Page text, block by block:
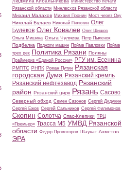
Министерство печати
Рязанской области Минлесхоз Рязанской области
Михаил Малахов Михаил Пронин Мост через Оку
Николай Булаев Николай Пилюгин Олег
Булеков Олег Ковалев Олег Шишов
Ольга Мишина Ольга Чуляева Петр Пыленок
Подбелка Поджоги машин Пойма Павловки Пойма
трех рек Политика Рязани Поляны
Праймериз «Единой России» РГУ им. Есенина
РМПТС РНПК Роман Путин Рязанская
городская Дума Рязанский кремль
Рязанский нефтезавод Рязанский
район Рязанский цирк Рязань Сасово
Северный обход Семен Сазонов Сергей Дудукин
Сергей Ежов Сергей Сальников Сергей Филимонов
Скопин Солотча Спас-Клепики ТРЦ
«Премьер» Трасса М5 УМВД Рязанской
области Федор Провоторов Шаукат Ахметов
ЭРА